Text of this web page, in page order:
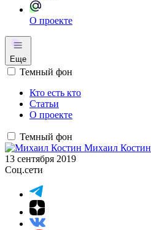
О проекте
Еще
Темный фон
Кто есть кто
Статьи
О проекте
Темный фон
Михаил Костин
13 сентября 2019
Соц.сети